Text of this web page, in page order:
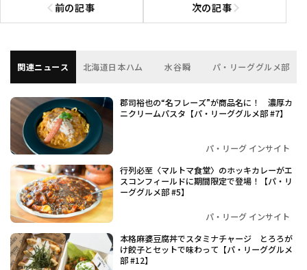
前の記事
前の記事へ 次の記事次の記事へ
関連ニュース 北海道日本ハム 水谷瞬 パ・リーググルメ部
郡司裕也の“名フレーズ”が商品名に！ 濃厚カ
ニクリームパスタ【パ・リーググルメ部 #7】
パ・リーグ インサイト
行列必至〈マルトマ食堂〉のホッキカレーがエ
スコンフィールドに期間限定で登場！【パ・リ
ーググルメ部 #5】
パ・リーグ インサイト
本格麻婆豆腐丼でスタミナチャージ とろろが
け餃子とセットで味わって【パ・リーググルメ
部 #12】